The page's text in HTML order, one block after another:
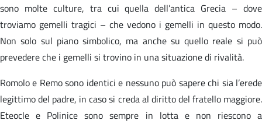
sono molte culture, tra cui quella dell’antica Grecia – dove
troviamo gemelli tragici – che vedono i gemelli in questo modo.
Non solo sul piano simbolico, ma anche su quello reale si può
prevedere che i gemelli si trovino in una situazione di rivalità.
Romolo e Remo sono identici e nessuno può sapere chi sia l’erede
legittimo del padre, in caso si creda al diritto del fratello maggiore.
Eteocle e Polinice sono sempre in lotta e non riescono a